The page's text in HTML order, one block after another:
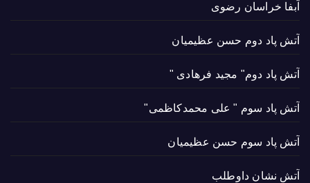
آبفا خراسان رضوی
آتش پاد دوم حسن عظیمیان
آتش پاد دوم" مجید فرهادی "
آتش پاد سوم " علی محمدکاظمی"
آتش پاد سوم حسن عظیمیان
آتش نشان داوطلب